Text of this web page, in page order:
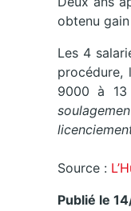
obtenu
Les 4
9000 à 13
Source :
Publié le